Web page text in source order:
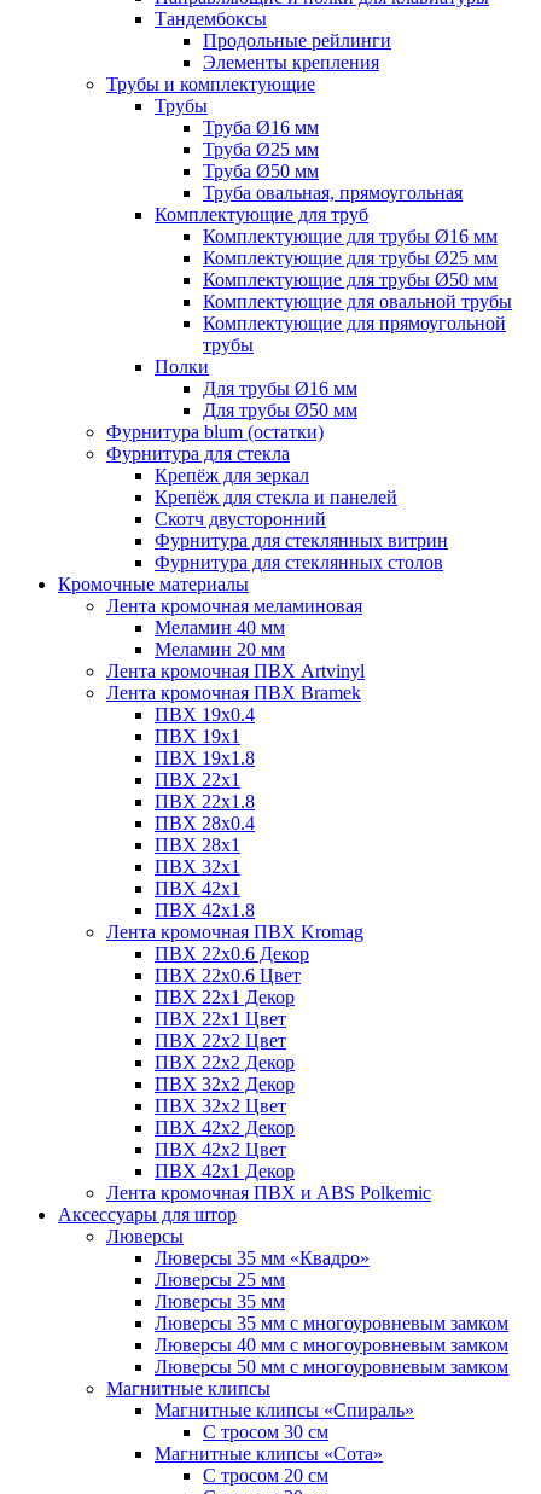
Тандембоксы
Продольные рейлинги
Элементы крепления
Трубы и комплектующие
Трубы
Труба Ø16 мм
Труба Ø25 мм
Труба Ø50 мм
Труба овальная, прямоугольная
Комплектующие для труб
Комплектующие для трубы Ø16 мм
Комплектующие для трубы Ø25 мм
Комплектующие для трубы Ø50 мм
Комплектующие для овальной трубы
Комплектующие для прямоугольной
трубы
Полки
Для трубы Ø16 мм
Для трубы Ø50 мм
Фурнитура blum (остатки)
Фурнитура для стекла
Крепёж для зеркал
Крепёж для стекла и панелей
Скотч двусторонний
Фурнитура для стеклянных витрин
Фурнитура для стеклянных столов
Кромочные материалы
Лента кромочная меламиновая
Меламин 40 мм
Меламин 20 мм
Лента кромочная ПВХ Artvinyl
Лента кромочная ПВХ Bramek
ПВХ 19x0.4
ПВХ 19х1
ПВХ 19х1.8
ПВХ 22х1
ПВХ 22х1.8
ПВХ 28х0.4
ПВХ 28х1
ПВХ 32x1
ПВХ 42х1
ПВХ 42х1.8
Лента кромочная ПВХ Kromag
ПВХ 22x0.6 Декор
ПВХ 22x0.6 Цвет
ПВХ 22x1 Декор
ПВХ 22x1 Цвет
ПВХ 22x2 Цвет
ПВХ 22x2 Декор
ПВХ 32x2 Декор
ПВХ 32x2 Цвет
ПВХ 42x2 Декор
ПВХ 42x2 Цвет
ПВХ 42x1 Декор
Лента кромочная ПВХ и ABS Polkemic
Аксессуары для штор
Люверсы
Люверсы 35 мм «Квадро»
Люверсы 25 мм
Люверсы 35 мм
Люверсы 35 мм с многоуровневым замком
Люверсы 40 мм с многоуровневым замком
Люверсы 50 мм с многоуровневым замком
Магнитные клипсы
Магнитные клипсы «Спираль»
С тросом 30 см
Магнитные клипсы «Сота»
С тросом 20 см